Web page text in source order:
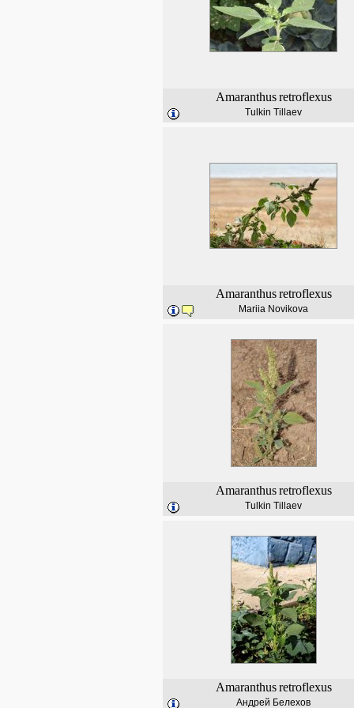
Amaranthus retroflexus
Tulkin Tillaev
Amaranthus retroflexus
Mariia Novikova
Amaranthus retroflexus
Tulkin Tillaev
Amaranthus retroflexus
Андрей Белехов